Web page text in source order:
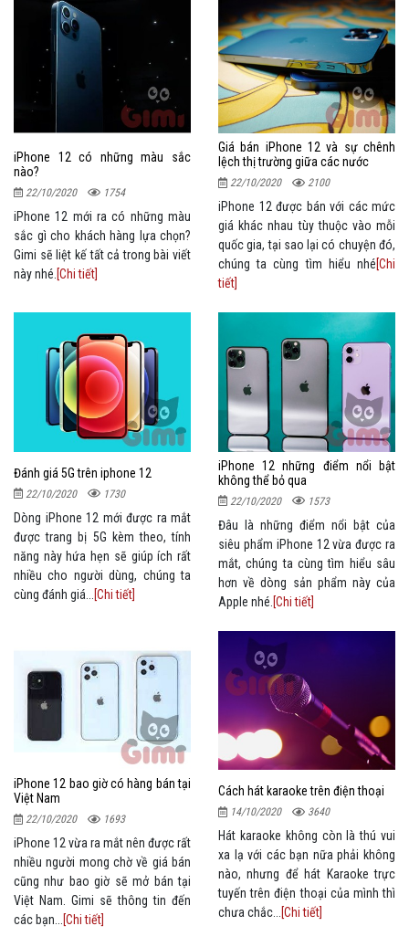
iPhone 12 có những màu sắc
nào?
22/10/2020 1754
iPhone 12 mới ra có những màu
sắc gì cho khách hàng lựa chọn?
Gimi sẽ liệt kế tất cả trong bài viết
này nhé. [Chi tiết]
Giá bán iPhone 12 và sự chênh
lệch thị trường giữa các nước
22/10/2020 2100
iPhone 12 được bán với các mức
giá khác nhau tùy thuộc vào mỗi
quốc gia, tại sao lại có chuyện đó,
chúng ta cùng tìm hiểu nhé[Chi
tiết]
Đánh giá 5G trên iphone 12
22/10/2020 1730
Dòng iPhone 12 mới được ra mắt
được trang bị 5G kèm theo, tính
năng này hứa hẹn sẽ giúp ích rất
nhiều cho người dùng, chúng ta
cùng đánh giá...
[Chi tiết]
iPhone 12 những điểm nổi bật
không thể bỏ qua
22/10/2020 1573
Đâu là những điểm nổi bật của
siêu phẩm iPhone 12 vừa được ra
mắt, chúng ta cùng tìm hiểu sâu
hơn về dòng sản phẩm này của
Apple nhé. [Chi tiết]
iPhone 12 bao giờ có hàng bán tại
Việt Nam
22/10/2020 1693
iPhone 12 vừa ra mắt nên được rất
nhiều người mong chờ về giá bán
cũng như bao giờ sẽ mở bán tại
Việt Nam. Gimi sẽ thông tin đến
các bạn...[Chi tiết]
Cách hát karaoke trên điện thoại
14/10/2020 3640
Hát karaoke không còn là thú vui
xa lạ với các bạn nữa phải không
nào, nhưng để hát Karaoke trực
tuyến trên điện thoại của mình thì
chưa chắc...[Chi tiết]